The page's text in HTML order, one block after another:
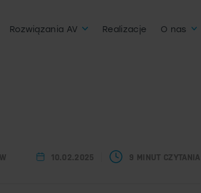
Rozwiązania AV Realizacje O nas
10.02.2025 9 MINUT CZYTANIA